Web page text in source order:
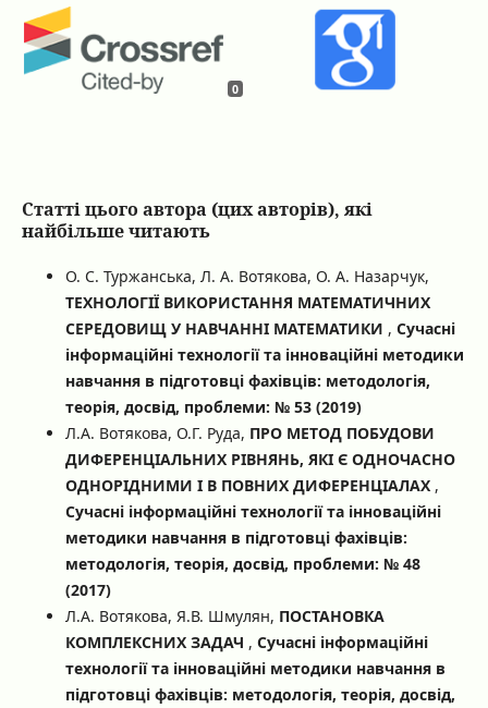
0
Статті цього автора (цих авторів), які
найбільше читають
О. С. Туржанська, Л. А. Вотякова, О. А. Назарчук,
ТЕХНОЛОГІЇ ВИКОРИСТАННЯ МАТЕМАТИЧНИХ
СЕРЕДОВИЩ У НАВЧАННІ МАТЕМАТИКИ , Сучасні
інформаційні технології та інноваційні методики
навчання в підготовці фахівців: методологія,
теорія, досвід, проблеми: № 53 (2019)
Л.А. Вотякова, О.Г. Руда, ПРО МЕТОД ПОБУДОВИ
ДИФЕРЕНЦІАЛЬНИХ РІВНЯНЬ, ЯКІ Є ОДНОЧАСНО
ОДНОРІДНИМИ І В ПОВНИХ ДИФЕРЕНЦІАЛАХ ,
Сучасні інформаційні технології та інноваційні
методики навчання в підготовці фахівців:
методологія, теорія, досвід, проблеми: № 48
(2017)
Л.А. Вотякова, Я.В. Шмулян, ПОСТАНОВКА
КОМПЛЕКСНИХ ЗАДАЧ , Сучасні інформаційні
технології та інноваційні методики навчання в
підготовці фахівців: методологія, теорія, досвід,